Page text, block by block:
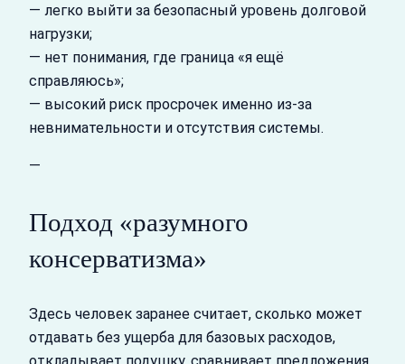
— легко выйти за безопасный уровень долговой
нагрузки;
— нет понимания, где граница «я ещё
справляюсь»;
— высокий риск просрочек именно из‑за
невнимательности и отсутствия системы.
—
Подход «разумного
консерватизма»
Здесь человек заранее считает, сколько может
отдавать без ущерба для базовых расходов,